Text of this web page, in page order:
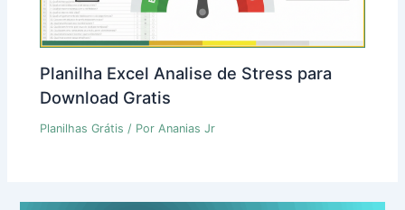
Planilha Excel Analise de Stress para
Download Gratis
Planilhas Grátis / PorAnanias Jr